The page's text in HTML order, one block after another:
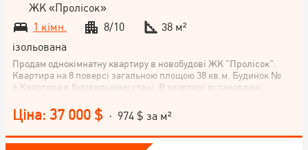
ЖК «Пролісок»
1 кімн.
8/10
38 м²
ізольована
Продам однокімнатну квартиру в новобудові ЖК "Пролісок".
Квартира на 8 поверсі загальною площою 38 кв.м. Будинок №
6.Квартира в будівельному стані. В квартирі встановлені:
розводка опалення з установкою радіаторів, лічильник
електроенергії, лічильник тепла на будинок. Є можливість
установки індивідуального лічильника тепла. ЖК "Пролісок"
знаходиться в районі з добре розвиненою інфраструктурою.
Ціна: 37 000 $ · 974 $ за м²